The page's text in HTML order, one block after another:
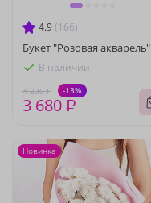
4.9 (166)
Букет "Розовая акварель"
В наличии
4 230 ₽ -13%
3 680 ₽
Новинка